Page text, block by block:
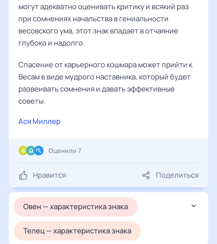
могут адекватно оценивать критику и всякий раз
при сомнениях начальства в гениальности
весовского ума, этот знак впадает в отчаяние
глубоко и надолго.
Спасение от карьерного кошмара может прийти к
Весам в виде мудрого наставника, который будет
развеивать сомнения и давать эффективные
советы.
Ася Миллер
Нравится Поделиться
Оценили 7
Овен — характеристика знака
Телец — характеристика знака